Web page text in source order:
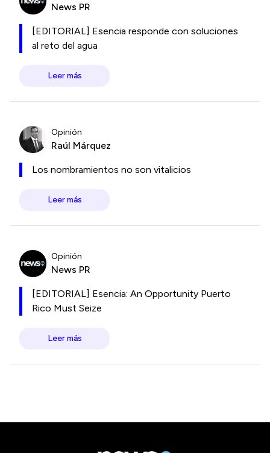
News PR
[EDITORIAL] Esencia responde con soluciones
al reto del agua
Leer más
Opinión
Raúl Márquez
Los nombramientos no son vitalicios
Leer más
Opinión
News PR
[EDITORIAL] Esencia: An Opportunity Puerto
Rico Must Seize
Leer más